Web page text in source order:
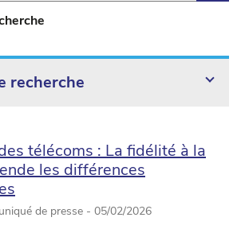
recherche
télécoms : La fidélité à la
les différences
de presse - 05/02/2026